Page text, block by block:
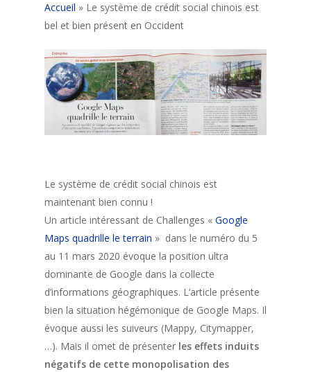
Accueil » Le système de crédit social chinois est
bel et bien présent en Occident
Le système de crédit social chinois est
maintenant bien connu !
Un article intéressant de Challenges « Google
Maps quadrille le terrain » dans le numéro du 5
au 11 mars 2020 évoque la position ultra
dominante de Google dans la collecte
d’informations géographiques. L’article présente
bien la situation hégémonique de Google Maps. Il
évoque aussi les suiveurs (Mappy, Citymapper,
…). Mais il omet de présenter les effets induits
négatifs de cette monopolisation des